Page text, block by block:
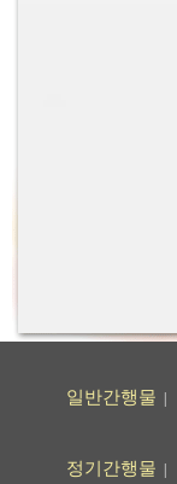
일반간행물
정기간행물